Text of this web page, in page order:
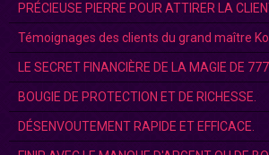
PRÉCIEUSE PIERRE POUR ATTIRER LA
Témoignages des clients du grand maître
LE SECRET FINANCIÈRE DE LA MAGIE DE
BOUGIE DE PROTECTION ET DE RICHESSE.
DÉSENVOUTEMENT RAPIDE ET EFFICACE.